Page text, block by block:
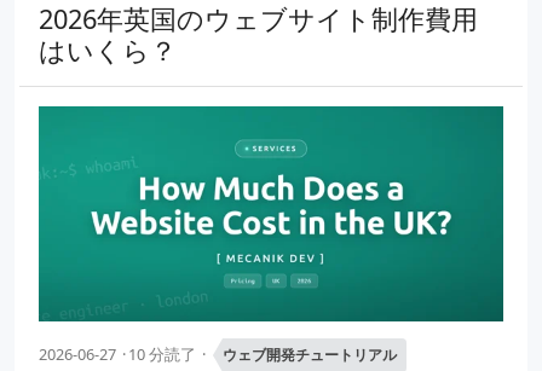
2026年英国のウェブサイト制作費用
はいくら？
2026-06-27 10 分読了 ウェブ開発チュートリアル